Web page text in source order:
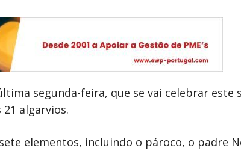
segunda-feira, que se vai celebrar este
algarvios.
elementos, incluindo o pároco, o padre